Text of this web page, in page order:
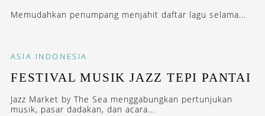
Memudahkan penumpang menjahit daftar lagu selama...
ASIA INDONESIA
FESTIVAL MUSIK JAZZ TEPI PANTAI
Jazz Market by The Sea menggabungkan pertunjukan
musik, pasar dadakan, dan acara...